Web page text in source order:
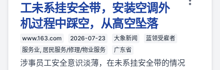
工未系挂安全带，安装空调外
机过程中踩空，从高空坠落
www.163.com 2026-07-23 大象新闻
蓝领受雇者
服务业, 居民服务/修理/物业服务
广东省
涉事员工安全意识淡薄，在未系挂安全带的情况